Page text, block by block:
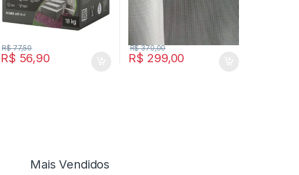
R$ 56,90
R$77,50
R$ 299,00
R$370,00
Mais Vendidos